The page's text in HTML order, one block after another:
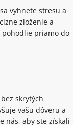
vyhnete stresu a
zloženie a
priamo do
skrytých
vašu dôveru a
nás, aby ste získali